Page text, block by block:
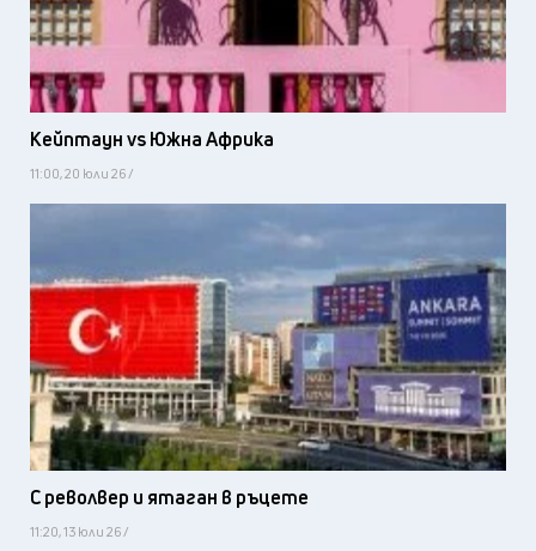
Кейптаун vs Южна Африка
11:00, 20 юли 26 /
С револвер и ятаган в ръцете
11:20, 13 юли 26 /